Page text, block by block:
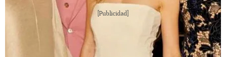
[Publicidad]